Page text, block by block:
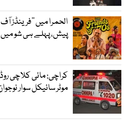
الحمرا میں ’’فرینڈز
پیش، پہلے ہی شو
کراچی: مائی کلاچی
موٹر سائیکل سوار